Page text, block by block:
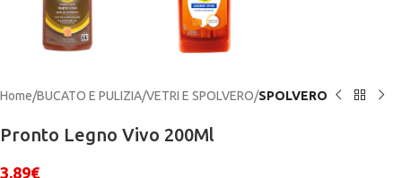
Home BUCATO E PULIZIA VETRI E SPOLVERO SPOLVERO
Pronto Legno Vivo 200Ml
3,89€